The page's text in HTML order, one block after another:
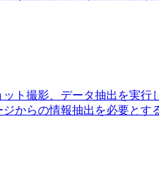
ト撮影、データ抽出を実
からの情報抽出を必要とす